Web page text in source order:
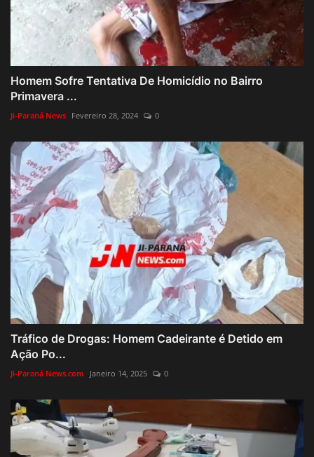
Homem Sofre Tentativa De Homicídio no Bairro
Primavera ...
Ji-Paraná News Fevereiro 28, 2024 0
Tráfico de Drogas: Homem Cadeirante é Detido em
Ação Po...
Ji-Paraná News.com Janeiro 14, 2025 0